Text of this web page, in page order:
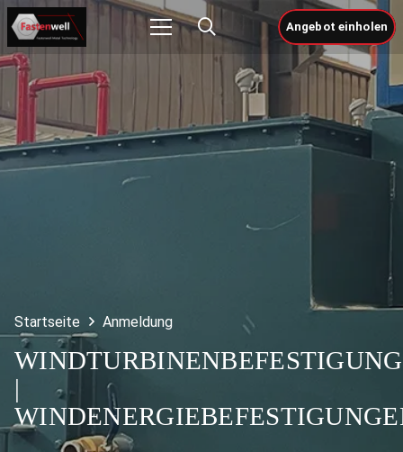
Angebot einholen
Startseite Anmeldung
|